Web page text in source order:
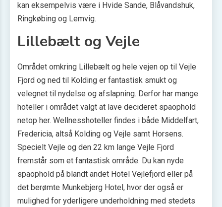
kan eksempelvis være i Hvide Sande, Blåvandshuk,
Ringkøbing og Lemvig.
Lillebælt og Vejle
Området omkring Lillebælt og hele vejen op til Vejle
Fjord og ned til Kolding er fantastisk smukt og
velegnet til nydelse og afslapning. Derfor har mange
hoteller i området valgt at lave decideret spaophold
netop her. Wellnesshoteller findes i både Middelfart,
Fredericia, altså Kolding og Vejle samt Horsens.
Specielt Vejle og den 22 km lange Vejle Fjord
fremstår som et fantastisk område. Du kan nyde
spaophold på blandt andet Hotel Vejlefjord eller på
det berømte Munkebjerg Hotel, hvor der også er
mulighed for yderligere underholdning med stedets